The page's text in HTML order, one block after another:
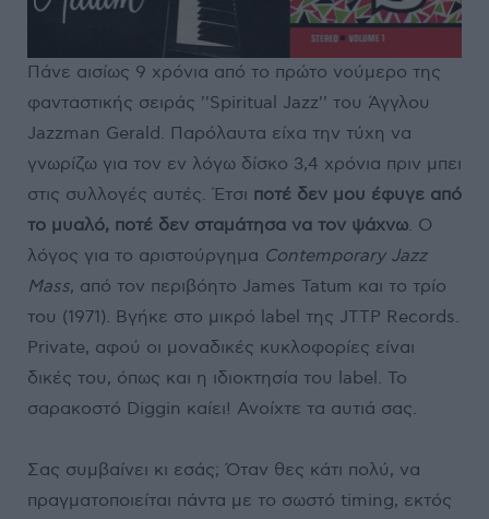
Πάνε αισίως 9 χρόνια από το πρώτο νούμερο της
φανταστικής σειράς ''Spiritual Jazz'' του Άγγλου
Jazzman Gerald. Παρόλαυτα είχα την τύχη να
γνωρίζω για τον εν λόγω δίσκο 3,4 χρόνια πριν μπει
στις συλλογές αυτές. Έτσι ποτέ δεν μου έφυγε από
το μυαλό, ποτέ δεν σταμάτησα να τον ψάχνω. Ο
λόγος για το αριστούργημα Contemporary Jazz
Mass, από τον περιβόητο James Tatum και το τρίο
του (1971). Βγήκε στο μικρό label της JTTP Records.
Private, αφού οι μοναδικές κυκλοφορίες είναι
δικές του, όπως και η ιδιοκτησία του label. Το
σαρακοστό Diggin καίει! Ανοίχτε τα αυτιά σας.
Σας συμβαίνει κι εσάς; Όταν θες κάτι πολύ, να
πραγματοποιείται πάντα με το σωστό timing, εκτός